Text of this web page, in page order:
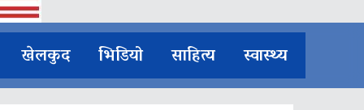
खेलकुद भिडियो साहित्य स्वास्थ्य